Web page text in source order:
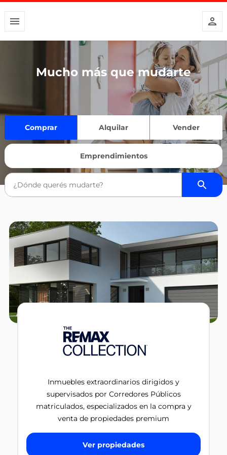
Mucho más que mudarte
Comprar Alquilar Vender
Emprendimientos
Inmuebles extraordinarios dirigidos y
supervisados por Corredores Públicos
matriculados, especializados en la compra y
venta de propiedades premium
Ver propiedades